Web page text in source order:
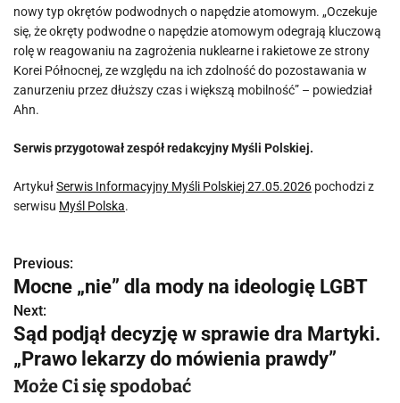
nowy typ okrętów podwodnych o napędzie atomowym. „Oczekuje
się, że okręty podwodne o napędzie atomowym odegrają kluczową
rolę w reagowaniu na zagrożenia nuklearne i rakietowe ze strony
Korei Północnej, ze względu na ich zdolność do pozostawania w
zanurzeniu przez dłuższy czas i większą mobilność” – powiedział
Ahn.
Serwis przygotował zespół redakcyjny Myśli Polskiej.
ArtykułSerwis Informacyjny Myśli Polskiej 27.05.2026 pochodzi z
serwisu Myśl Polska.
N
a
w
i
Previous:
Mocne „nie” dla mody na ideologię LGBT
Next:
Sąd podjął decyzję w sprawie dra Martyki.
„Prawo lekarzy do mówienia prawdy”
Może Ci się spodobać